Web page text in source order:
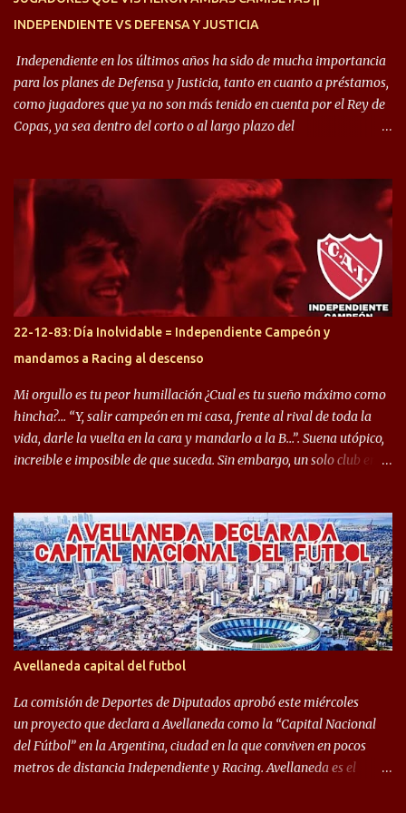
INDEPENDIENTE VS DEFENSA Y JUSTICIA
Independiente en los últimos años ha sido de mucha importancia
para los planes de Defensa y Justicia, tanto en cuanto a préstamos,
como jugadores que ya no son más tenido en cuenta por el Rey de
Copas, ya sea dentro del corto o al largo plazo del
Halcón de Varela, como lo es Brian Romero, quien paso a
préstamo allí durante el último mercado de pases y ha rendido de
gran manera, convirtiendo goles importantes, sobre todo en la
copa sudamericana. Pero no sucedió lo mismo en cuanto al
rendimiento que ha producido en el Rojo. Pasando a jugadores que
jugaron en Defensa y ahora están en el rojo, tenemos a la dupla
Gastón Togni y Domingo Blanco, donde ambos explotaron
futbolísticamente hablando en el equipo de Varela, donde, por
ejemplo, el caso de Mingo llego a ser tenido en cuenta para el
Seleccionado Argentino, rendimiento que aún no ha logrado
mostrar en Independiente. En e...
22-12-83: Día Inolvidable = Independiente Campeón y
mandamos a Racing al descenso
Mi orgullo es tu peor humillación ¿Cual es tu sueño máximo como
hincha?… “Y, salir campeón en mi casa, frente al rival de toda la
vida, darle la vuelta en la cara y mandarlo a la B…”. Suena utópico,
increible e imposible de que suceda. Sin embargo, un solo club en el
campeonato del '83 año consagratorio para el Rojo y, por el otro, el
haber mandado al descenso a su eterno rival. 22 de diciembre de
1983 es una fecha que pocos hinchas de Independiente pueden
dejar en el olvido. Es que ese día, el "Rojo" derrotó a Racing por 2 a
0, se consagró campeón y, además, mandó al descenso a su eterno
rival. El clásico de Avellaneda marcó el epílogo del campeonato,
algo totalmente inusual para estas épocas, donde la violencia no
permite encuentros de riesgo sobre el final de los torneos. En la
década del ochenta y con una democracia flo...
Avellaneda capital del futbol
La comisión de Deportes de Diputados aprobó este miércoles
un proyecto que declara a Avellaneda como la “Capital Nacional
del Fútbol” en la Argentina, ciudad en la que conviven en pocos
metros de distancia Independiente y Racing. Avellaneda es el